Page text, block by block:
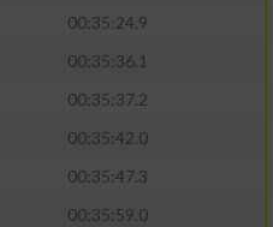
00:35:24.9
00:35:36.1
00:35:37.2
00:35:42.0
00:35:47.3
00:35:59.0